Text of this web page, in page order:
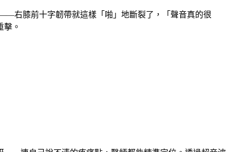
右膝前十字韌帶就這樣「啪」地斷裂了，「聲音真的很
擊。